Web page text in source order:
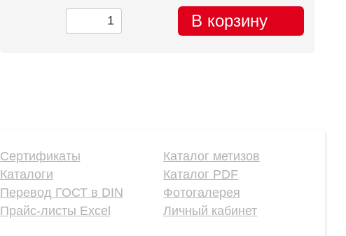
В корзину
Сертификаты
Каталоги
Перевод ГОСТ в DIN
Прайс-листы Excel
Каталог метизов
Каталог PDF
Фотогалерея
Личный кабинет